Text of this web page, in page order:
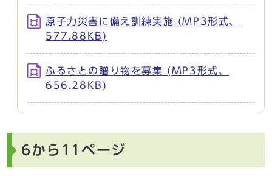
原子力災害に備え訓練実施 (MP3形式、
577.88KB)
ふるさとの贈り物を募集 (MP3形式、
656.28KB)
6から11ページ